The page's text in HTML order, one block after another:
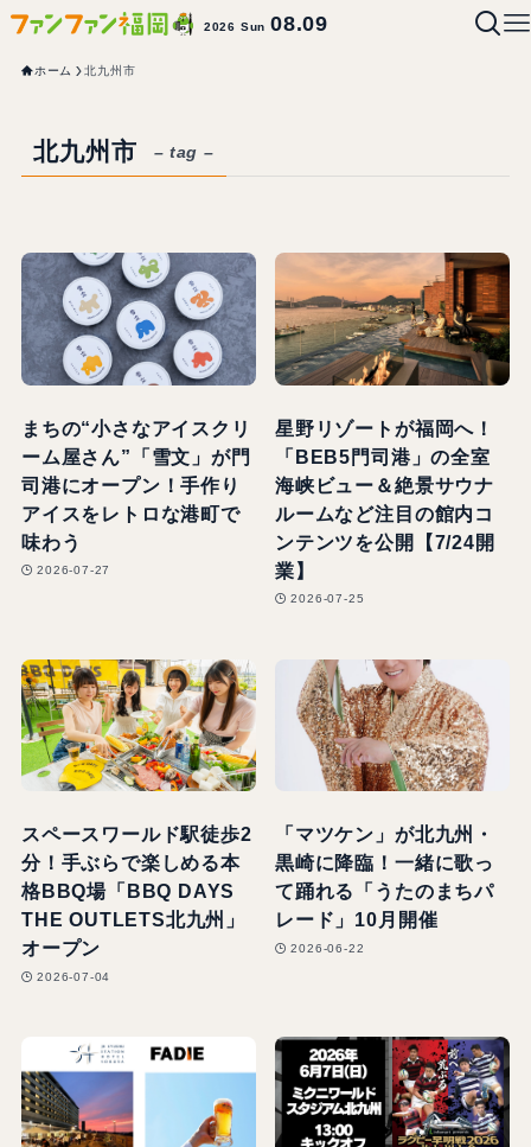
2026 Sun08.09
ホーム 北九州市
北九州市 – tag –
まちの“小さなアイスクリ
ーム屋さん”「雪文」が門
司港にオープン！手作り
アイスをレトロな港町で
味わう
2026-07-27
星野リゾートが福岡へ！
「BEB5門司港」の全室
海峡ビュー＆絶景サウナ
ルームなど注目の館内コ
ンテンツを公開【7/24開
業】
2026-07-25
スペースワールド駅徒歩2
分！手ぶらで楽しめる本
格BBQ場「BBQ DAYS
THE OUTLETS北九州」
オープン
2026-07-04
「マツケン」が北九州・
黒崎に降臨！一緒に歌っ
て踊れる「うたのまちパ
レード」10月開催
2026-06-22